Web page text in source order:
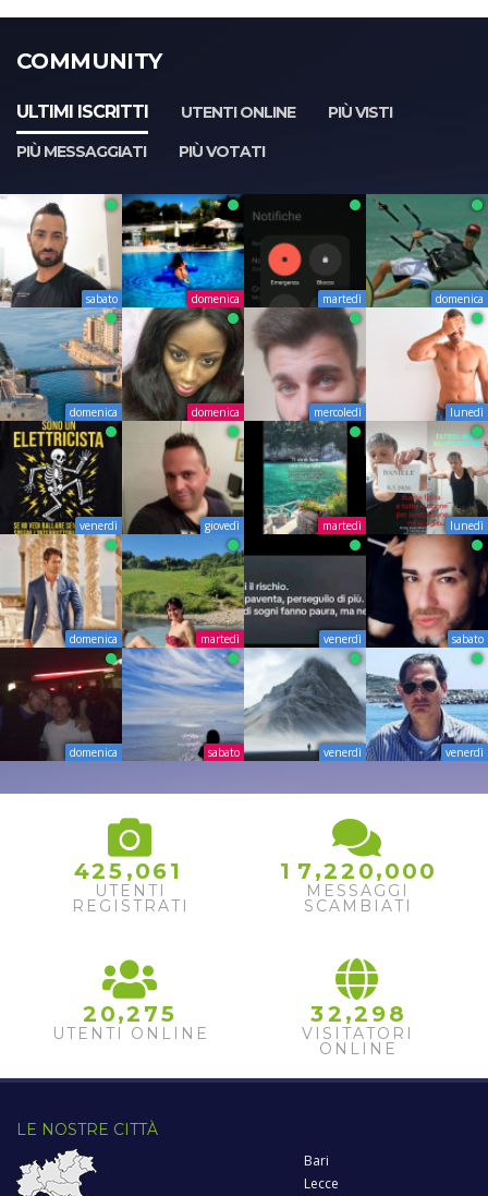
COMMUNITY
ULTIMI ISCRITTI UTENTI ONLINE
PIÙ VISTI
PIÙ MESSAGGIATI
PIÙ VOTATI
sabato domenica martedì domenica
domenica domenica mercoledì lunedì
venerdì giovedì martedì lunedì
domenica martedì venerdì sabato
domenica sabato venerdì venerdì
425 ,061
UTENTI
REGISTRATI
1 7 ,22 0,000
MESSAGGI
SCAMBIATI
2 0,2 75
UTENTI ONLINE
32 ,2 98
VISITATORI
ONLINE
LE NOSTRE CITTÀ
Bari
Lecce